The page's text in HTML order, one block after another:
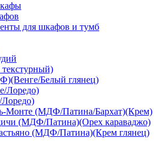
для шкафов и тумб
Белый глянец)
Лоредо)
Монте (МДФ/Патина/Бархат)(Крем)
(МДФ/Патина)(Орех караваджо)
(МДФ/Патина)(Крем глянец)